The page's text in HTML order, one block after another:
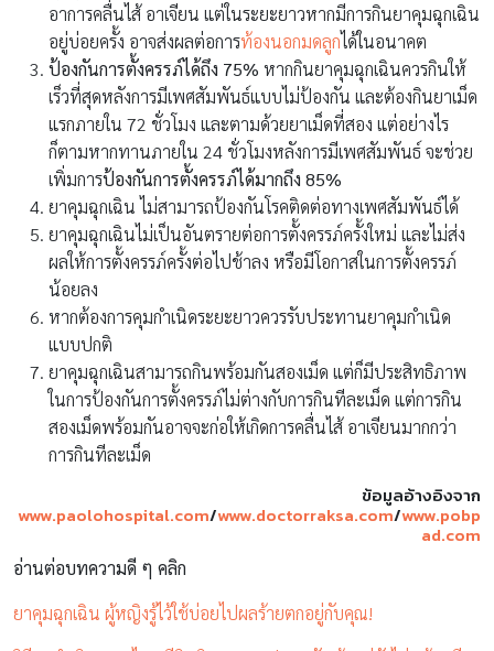
อาการคลื่นไส้ อาเจียน แต่ในระยะยาวหากมีการกินยาคุมฉุกเฉิน
อยู่บ่อยครั้ง อาจส่งผลต่อการท้องนอกมดลูกได้ในอนาคต
ป้องกันการตั้งครรภ์ได้ถึง 75% หากกินยาคุมฉุกเฉินควรกินให้
เร็วที่สุดหลังการมีเพศสัมพันธ์แบบไม่ป้องกัน และต้องกินยาเม็ด
แรกภายใน 72 ชั่วโมง และตามด้วยยาเม็ดที่สอง แต่อย่างไร
ก็ตามหากทานภายใน 24 ชั่วโมงหลังการมีเพศสัมพันธ์ จะช่วย
เพิ่มการป้องกันการตั้งครรภ์ได้มากถึง 85%
ยาคุมฉุกเฉิน ไม่สามารถป้องกันโรคติดต่อทางเพศสัมพันธ์ได้
ยาคุมฉุกเฉินไม่เป็นอันตรายต่อการตั้งครรภ์ครั้งใหม่ และไม่ส่ง
ผลให้การตั้งครรภ์ครั้งต่อไปช้าลง หรือมีโอกาสในการตั้งครรภ์
น้อยลง
หากต้องการคุมกำเนิดระยะยาวควรรับประทานยาคุมกำเนิด
แบบปกติ
ยาคุมฉุกเฉินสามารถกินพร้อมกันสองเม็ด แต่ก็มีประสิทธิภาพ
ในการป้องกันการตั้งครรภ์ไม่ต่างกับการกินทีละเม็ด แต่การกิน
สองเม็ดพร้อมกันอาจจะก่อให้เกิดการคลื่นไส้ อาเจียนมากกว่า
การกินทีละเม็ด
ข้อมูลอ้างอิงจาก
www.paolohospital.com/www.doctorraksa.com/www.pobp
ad.com
อ่านต่อบทความดี ๆ คลิก
ยาคุมฉุกเฉิน ผู้หญิงรู้ไว้ใช้บ่อยไปผลร้ายตกอยู่กับคุณ!